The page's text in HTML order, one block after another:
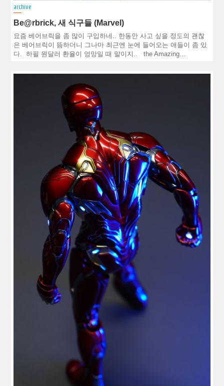
archive
Be@rbrick, 새 식구들 (Marvel)
요즘 베어브릭을 좀 많이 구입하네.. 한동안 사고 싶을 정도의 괜찮
은 베어브릭이 뜸하더니 그나마 최근엔 눈에 들어오는 애들이 좀 있
다. 하필 원달러 환율이 엉망일 때 말이지.. the Amazing…